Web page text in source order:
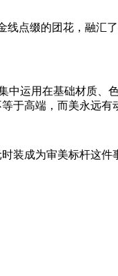
点缀的团花，融汇
运用在基础材质、
于高端，而美永远有
装成为审美标杆这件